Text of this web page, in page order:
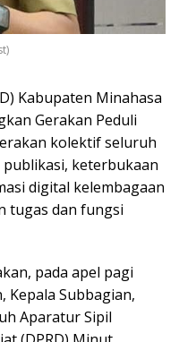
Kabupaten Minahasa
Gerakan Peduli
kolektif seluruh
keterbukaan
digital kelembagaan
tugas dan fungsi
pada apel pagi
Kepala Subbagian,
Aparatur Sipil